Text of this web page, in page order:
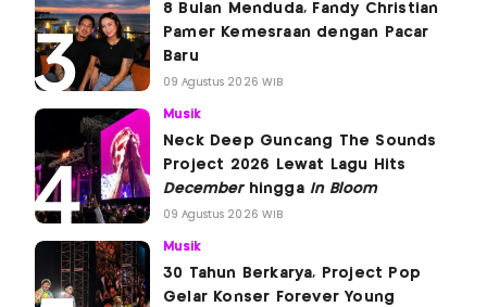
8 Bulan Menduda, Fandy Christian
Pamer Kemesraan dengan Pacar
Baru
09 Agustus 2026 WIB
Musik
Neck Deep Guncang The Sounds
Project 2026 Lewat Lagu Hits
Decemberhingga In Bloom
09 Agustus 2026 WIB
Musik
30 Tahun Berkarya, Project Pop
Gelar Konser Forever Young